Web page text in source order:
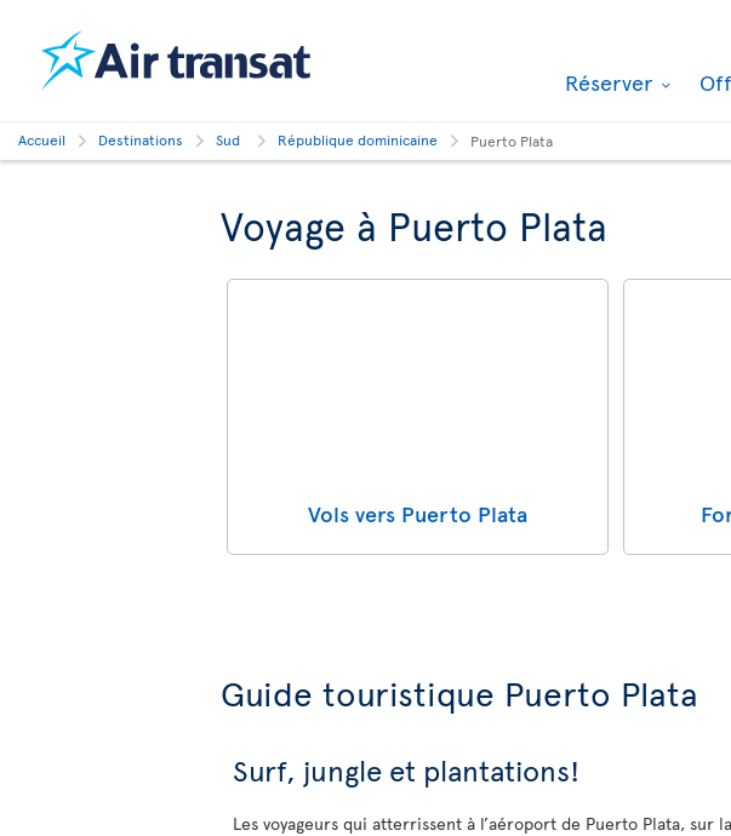
Réserver
Accueil Destinations Sud République dominicaine Puerto Plata
Voyage à Puerto Plata
Vols vers Puerto Plata
Guide touristique Puerto Plata
Surf, jungle et plantations!
Les voyageurs qui atterrissent à l’aéroport de Puerto Plata, sur